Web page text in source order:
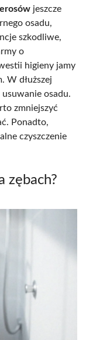
jeszcze
osadu,
szkodliwe,
o
higieny jamy
W dłuższej
osadu.
zmniejszyć
Ponadto,
czyszczenie
zębach?